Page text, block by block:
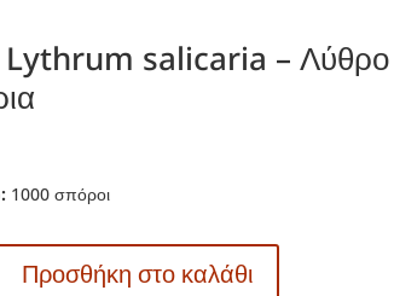
Lythrum salicaria – Λύθρο
1000 σπόροι
Προσθήκη στο καλάθι